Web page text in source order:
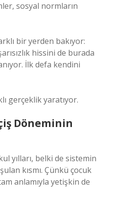
sosyal normların
bir yerden bakıyor:
hissini de burada
İlk defa kendini
gerçeklik yaratıyor.
Döneminin
yılları, belki de sistemin
kısmı. Çünkü çocuk
anlamıyla yetişkin de